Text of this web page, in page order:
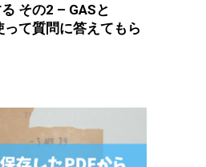
その2 – GASと
って質問に答えてもら